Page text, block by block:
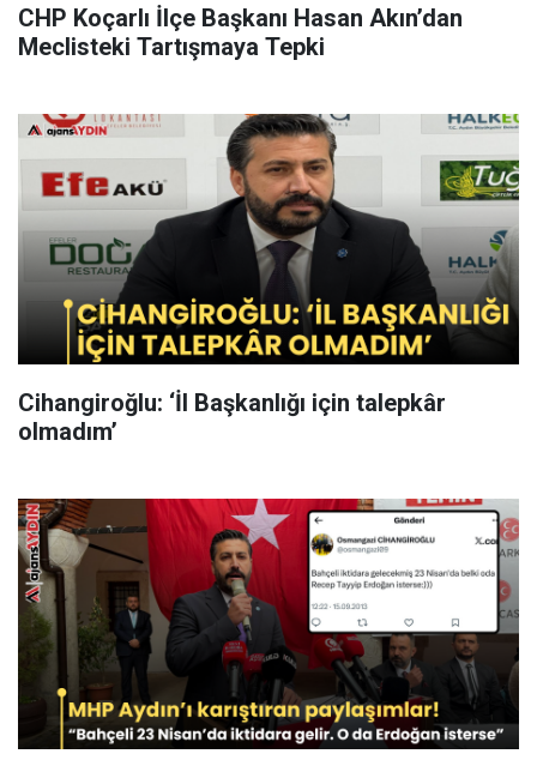
CHP Koçarlı İlçe Başkanı Hasan Akın’dan
Meclisteki Tartışmaya Tepki
Cihangiroğlu: ‘İl Başkanlığı için talepkâr
olmadım’